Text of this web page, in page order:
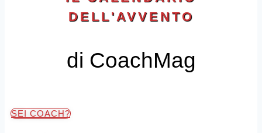
DELL'AVVENTO
di CoachMag
SEI COACH?